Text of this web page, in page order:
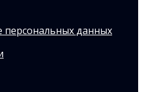
персональных данных